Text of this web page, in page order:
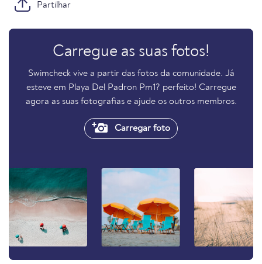
Partilhar
Carregue as suas fotos!
Swimcheck vive a partir das fotos da comunidade. Já
esteve em Playa Del Padron Pm1? perfeito! Carregue
agora as suas fotografias e ajude os outros membros.
Carregar foto